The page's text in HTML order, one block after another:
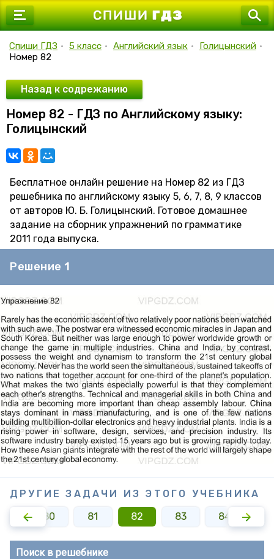
7 класс
9 класс
10 класс
11 класс
Спиши ГДЗ • 5 класс • Английский язык • Голицынский •
Номер 82
Назад к содрежанию
Номер 82 - ГДЗ по Английскому языку:
Голицынский
Бесплатное онлайн решение на Номер 82 из ГДЗ
решебника по английскому языку 5, 6, 7, 8, 9 классов
от авторов Ю. Б. Голицынский. Готовое домашнее
задание на сборник упражнений по грамматике
2011 года выпуска.
Решение 1
ДРУГИЕ ЗАДАЧИ ИЗ ЭТОГО УЧЕБНИКА
80 81 82 83 84
Поиск в решебнике